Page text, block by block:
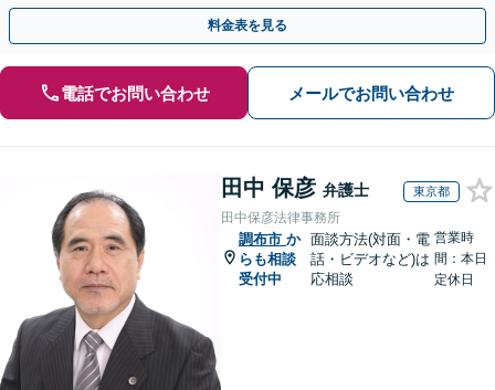
早めにご相談ください。【電話・メール・WEB相談可】
料金表を見る
電話でお問い合わせ メールでお問い合わせ
田中 保彦 弁護士 東京都
田中保彦法律事務所
調布市 か
らも相談
受付中
面談方法(対面・電
話・ビデオなど)は
応相談
営業時
間：本日
定休日